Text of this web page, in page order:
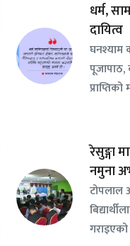
धर्म,
दायित्व
घनश्याम
पूजापाठ,
रेसुङ्गा
नमुना
टोपलाल